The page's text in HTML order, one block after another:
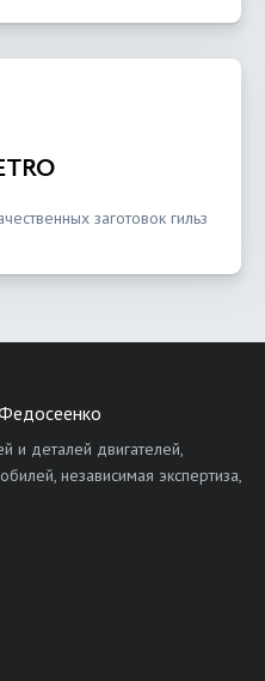
заготовок гильз
и деталей двигателей,
независимая экспертиза,